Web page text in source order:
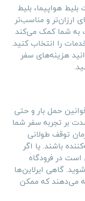
هواپیما، بلیط
ارزان‌تر و مناسب‌تر
به شما کمک می‌کند
را انتخاب کنید.
هزینه‌های سفر
حمل بار و حتی
بر تجربه سفر شما
توقف طولانی
باشند. یا اگر
است در فرودگاه
گاهی ایرلاین‌ها
می‌دهند که ممکن